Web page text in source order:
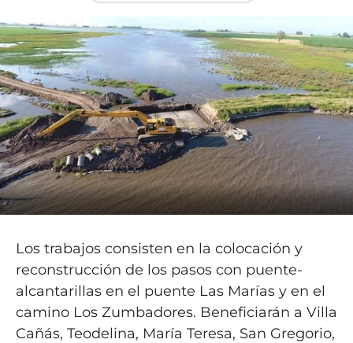
Los trabajos consisten en la colocación y
reconstrucción de los pasos con puente-
alcantarillas en el puente Las Marías y en el
camino Los Zumbadores. Beneficiarán a Villa
Cañás, Teodelina, María Teresa, San Gregorio,